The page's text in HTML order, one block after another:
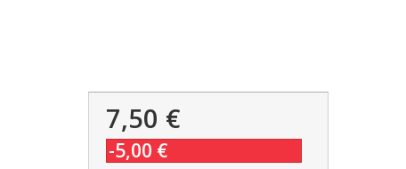
7,50 €
-5,00 €